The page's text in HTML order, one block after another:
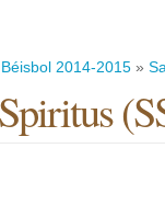
2014-2015 »